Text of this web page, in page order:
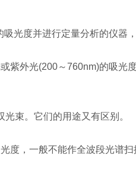
度并进行定量分析的仪器，
外光(200～760nm)的吸光
束。它们的用途又有区别。
，一般不能作全波段光谱扫